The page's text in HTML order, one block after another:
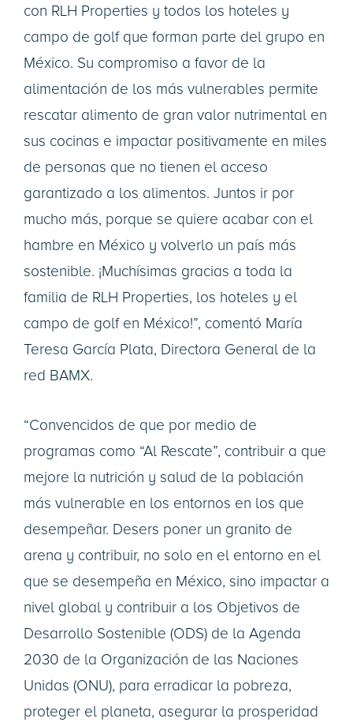
con RLH Properties y todos los hoteles y
campo de golf que forman parte del grupo en
México. Su compromiso a favor de la
alimentación de los más vulnerables permite
rescatar alimento de gran valor nutrimental en
sus cocinas e impactar positivamente en miles
de personas que no tienen el acceso
garantizado a los alimentos. Juntos ir por
mucho más, porque se quiere acabar con el
hambre en México y volverlo un país más
sostenible. ¡Muchísimas gracias a toda la
familia de RLH Properties, los hoteles y el
campo de golf en México!”, comentó María
Teresa García Plata, Directora General de la
red BAMX.
“Convencidos de que por medio de
programas como “Al Rescate”, contribuir a que
mejore la nutrición y salud de la población
más vulnerable en los entornos en los que
desempeñar. Desers poner un granito de
arena y contribuir, no solo en el entorno en el
que se desempeña en México, sino impactar a
nivel global y contribuir a los Objetivos de
Desarrollo Sostenible (ODS) de la Agenda
2030 de la Organización de las Naciones
Unidas (ONU), para erradicar la pobreza,
proteger el planeta, asegurar la prosperidad